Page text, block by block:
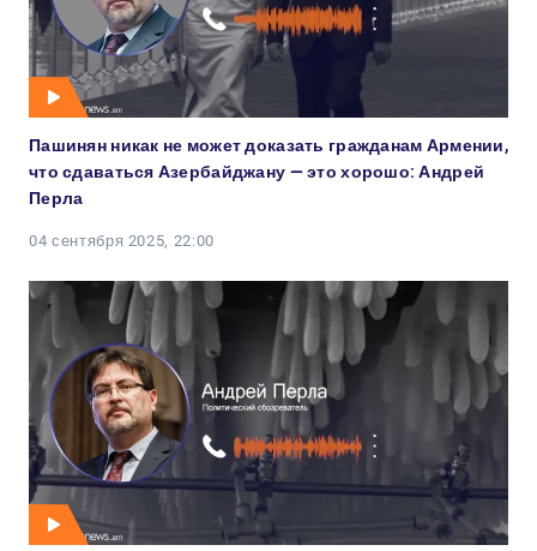
Пашинян никак не может доказать гражданам Армении,
что сдаваться Азербайджану — это хорошо: Андрей
Перла
04 сентября 2025, 22:00